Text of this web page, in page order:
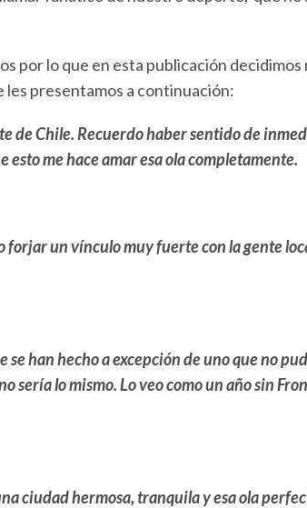
por lo que en esta publicación
les presentamos a continuación:
Chile. Recuerdo haber sentido de
me hace amar esa ola completamente.
forjar un vínculo muy fuerte con la gente
han hecho a excepción de uno que no
sería lo mismo. Lo veo como un año sin
ciudad hermosa, tranquila y esa ola